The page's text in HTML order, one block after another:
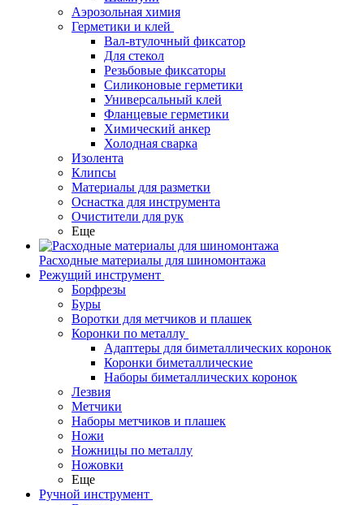
Аэрозольная химия
Герметики и клей
Вал-втулочный фиксатор
Для стекол
Резьбовые фиксаторы
Силиконовые герметики
Универсальный клей
Фланцевые герметики
Химический анкер
Холодная сварка
Изолента
Клипсы
Материалы для разметки
Оснастка для инструмента
Очистители для рук
Еще
Расходные материалы для шиномонтажа
Режущий инструмент
Борфрезы
Буры
Воротки для метчиков и плашек
Коронки по металлу
Адаптеры для биметаллических коронок
Коронки биметаллические
Наборы биметаллических коронок
Лезвия
Метчики
Наборы метчиков и плашек
Ножи
Ножницы по металлу
Ножовки
Еще
Ручной инструмент